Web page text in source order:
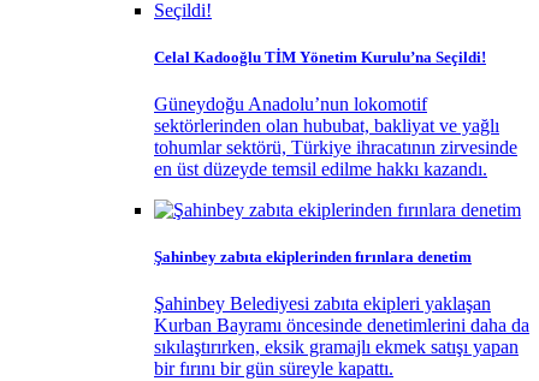
Celal Kadooğlu TİM Yönetim Kurulu’na Seçildi!
Güneydoğu Anadolu’nun lokomotif
sektörlerinden olan hububat, bakliyat ve yağlı
tohumlar sektörü, Türkiye ihracatının zirvesinde
en üst düzeyde temsil edilme hakkı kazandı.
Şahinbey zabıta ekiplerinden fırınlara denetim
Şahinbey Belediyesi zabıta ekipleri yaklaşan
Kurban Bayramı öncesinde denetimlerini daha da
sıkılaştırırken, eksik gramajlı ekmek satışı yapan
bir fırını bir gün süreyle kapattı.